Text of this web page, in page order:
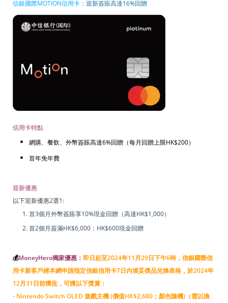
信銀國際MOTION信用卡 ：迎新簽賬高達16%回贈
信用卡特點
網購、餐飲、外幣簽賬高達6%回贈（每月回贈上限HK$200）
首年免年費
迎新優惠
以下迎新優惠2選1:
首3個月外幣簽賬享10%現金回贈（高達HK$1,000）
首2個月簽滿HK$6,000：HK$600現金回贈
💰MoneyHero獨家優惠： 即日起至2024年11月29日下午6時，信銀國際信
用卡新客戶經本網申請指定信銀信用卡7日内填妥奬品兌換表格，於2024年
12月31日前獲批，可獲以下獎賞：
- Nintendo Switch OLED 遊戲主機 (價值HK$2,680；顏色隨機)（需以換